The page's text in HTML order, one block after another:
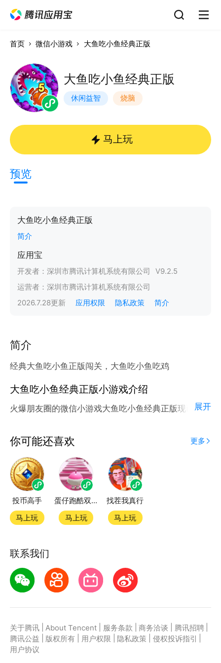
首页 微信小游戏 大鱼吃小鱼经典正版
大鱼吃小鱼经典正版
休闲益智 烧脑
马上玩
预览
大鱼吃小鱼经典正版
简介
应用宝
开发者： 深圳市腾讯计算机系统有限公司 V9.2.5
运营者： 深圳市腾讯计算机系统有限公司
2026.7.28更新 应用权限 隐私政策 简介
简介
经典大鱼吃小鱼正版闯关，大鱼吃小鱼吃鸡
大鱼吃小鱼经典正版小游戏介绍
火爆朋友圈的微信小游戏大鱼吃小鱼经典正版现已正式
应用宝为腾讯官方游戏平台，收录海量正版授权的高热
度精品小游戏。直接搜索或者在小游戏 tab 发现热门
大鱼吃小鱼经典正版小游戏双平台畅玩
官方授权，在电脑上和手机上双端都能直接畅玩微信小
游戏
第一步：点击下载应用宝客户端，第二步：一键登录，
第三步：直接拉起微信小游戏大鱼吃小鱼经典正版畅玩
展开
你可能还喜欢 更多
投币高手
马上玩
蛋仔跑酷双人小游戏
马上玩
找茬我真行
马上玩
联系我们
关于腾讯 About Tencent 服务条款 商务洽谈 腾讯招聘
腾讯公益
版权所有 用户权限 隐私政策 侵权投诉指引
用户协议